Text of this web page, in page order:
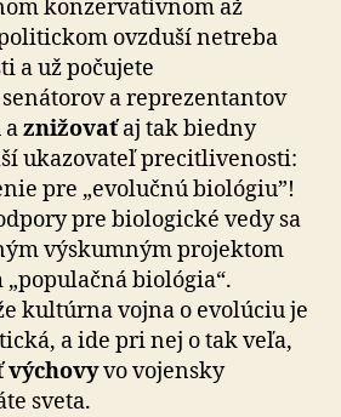
kon­zer­va­tív­nom až
ovzduší netreba
a už počujete
a re­pre­zen­tantov
aznižovaťaj tak biedny
ukazovateľ precitlivenosti:
pre „evolučnú biológiu”!
pre biologické vedy sa
výskum­ným projektom
biológia“.
kultúrna vojna o evolúciu je
a ide pri nej o tak veľa,
výchovyvo vojensky
sveta.